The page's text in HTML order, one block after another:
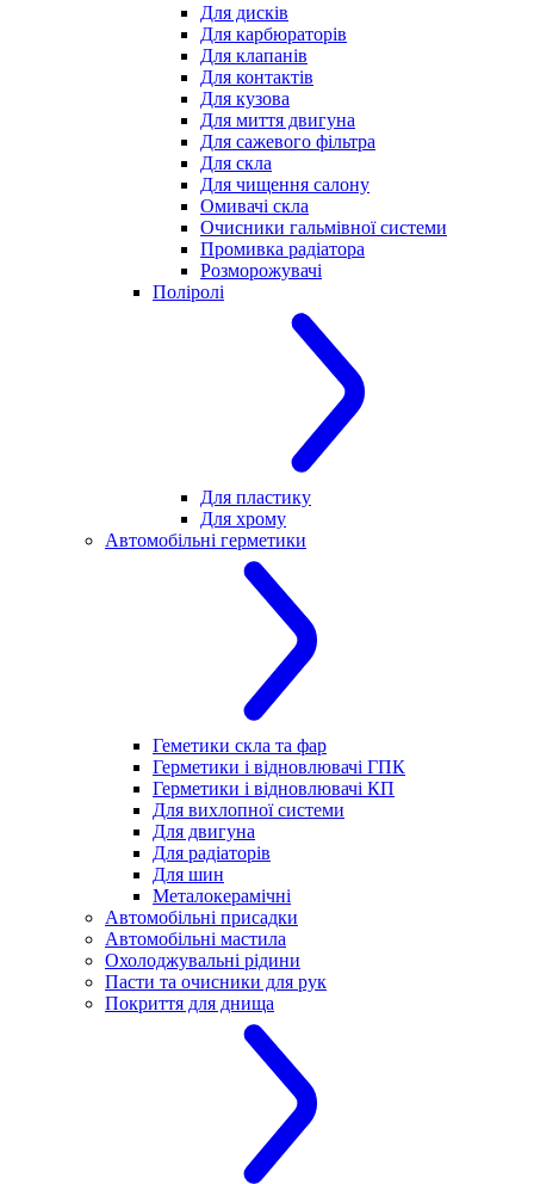
Для дисків
Для карбюраторів
Для клапанів
Для контактів
Для кузова
Для миття двигуна
Для сажевого фільтра
Для скла
Для чищення салону
Омивачі скла
Очисники гальмівної системи
Промивка радіатора
Розморожувачі
Поліролі
Для пластику
Для хрому
Автомобільні герметики
Геметики скла та фар
Герметики і відновлювачі ГПК
Герметики і відновлювачі КП
Для вихлопної системи
Для двигуна
Для радіаторів
Для шин
Металокерамічні
Автомобільні присадки
Автомобільні мастила
Охолоджувальні рідини
Пасти та очисники для рук
Покриття для днища